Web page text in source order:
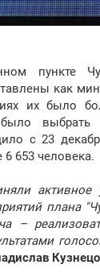
пункте
как
их было
выбрать
с 23
653 человека.
плана
–